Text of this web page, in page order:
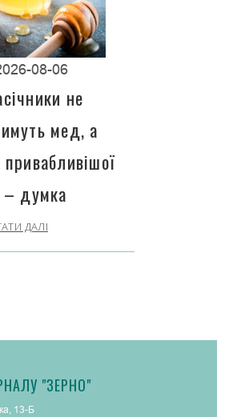
08-06
не
мед, а
– думка
ДАЛІ
"ЗЕРНО"
13-Б